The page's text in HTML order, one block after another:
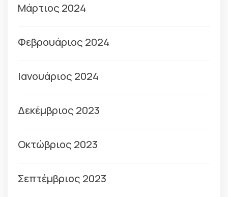
Μάρτιος 2024
Φεβρουάριος 2024
Ιανουάριος 2024
Δεκέμβριος 2023
Οκτώβριος 2023
Σεπτέμβριος 2023